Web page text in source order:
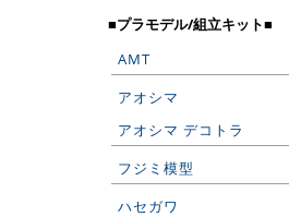
■プラモデル/組立キット■
AMT
アオシマ
アオシマ デコトラ
フジミ模型
ハセガワ